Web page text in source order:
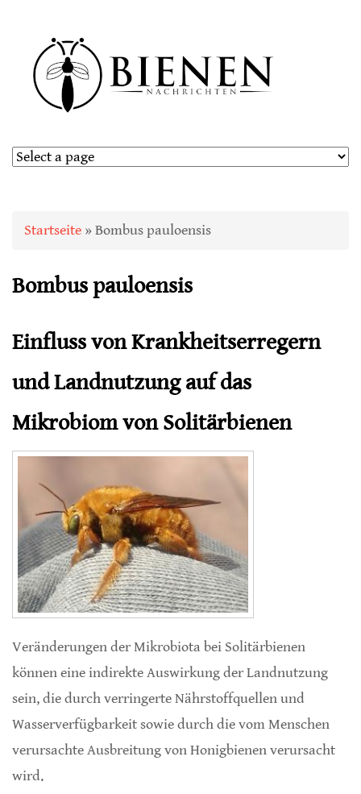
Sie sind hier
Startseite » Bombus pauloensis
Bombus pauloensis
Einfluss von Krankheitserregern
und Landnutzung auf das
Mikrobiom von Solitärbienen
Veränderungen der Mikrobiota bei Solitärbienen
können eine indirekte Auswirkung der Landnutzung
sein, die durch verringerte Nährstoffquellen und
Wasserverfügbarkeit sowie durch die vom Menschen
verursachte Ausbreitung von Honigbienen verursacht
wird.